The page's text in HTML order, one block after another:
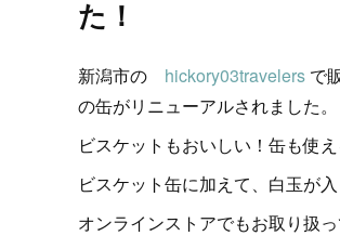
た！
新潟市の hickory03travelers で
の缶がリニューアルされました。
ビスケットもおいしい！缶も使
ビスケット缶に加えて、白玉が
オンラインストアでもお取り扱っ